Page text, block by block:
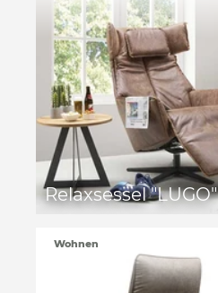
Relaxsessel "LUGO"
Wohnen